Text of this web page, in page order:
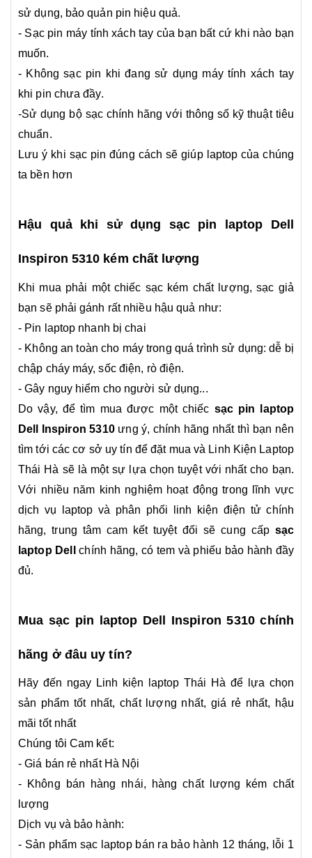
sử dụng, bảo quản pin hiệu quả.
- Sạc pin máy tính xách tay của bạn bất cứ khi nào bạn
muốn.
- Không sạc pin khi đang sử dụng máy tính xách tay
khi pin chưa đầy.
-Sử dụng bộ sạc chính hãng với thông số kỹ thuật tiêu
chuẩn.
Lưu ý khi sạc pin đúng cách sẽ giúp laptop của chúng
ta bền hơn
Hậu quả khi sử dụng sạc pin laptop Dell
Inspiron 5310 kém chất lượng
Khi mua phải một chiếc sạc kém chất lượng, sạc giả
bạn sẽ phải gánh rất nhiều hậu quả như:
- Pin laptop nhanh bị chai
- Không an toàn cho máy trong quá trình sử dụng: dễ bị
chập cháy máy, sốc điện, rò điện.
- Gây nguy hiểm cho người sử dụng...
Do vậy, để tìm mua được một chiếc sạc pin laptop
Dell Inspiron 5310 ưng ý, chính hãng nhất thì bạn nên
tìm tới các cơ sở uy tín để đặt mua và Linh Kiện Laptop
Thái Hà sẽ là một sự lựa chọn tuyệt với nhất cho bạn.
Với nhiều năm kinh nghiệm hoạt động trong lĩnh vực
dịch vụ laptop và phân phối linh kiện điện tử chính
hãng, trung tâm cam kết tuyệt đối sẽ cung cấp sạc
laptop Dell
chính hãng, có tem và phiếu bảo hành đầy
đủ.
Mua sạc pin laptop Dell Inspiron 5310 chính
hãng ở đâu uy tín?
Hãy đến ngay Linh kiện laptop Thái Hà để lựa chọn
sản phẩm tốt nhất, chất lượng nhất, giá rẻ nhất, hậu
mãi tốt nhất
Chúng tôi Cam kết:
- Giá bán rẻ nhất Hà Nội
- Không bán hàng nhái, hàng chất lượng kém chất
lượng
Dịch vụ và bảo hành:
- Sản phẩm sạc laptop bán ra bảo hành 12 tháng, lỗi 1